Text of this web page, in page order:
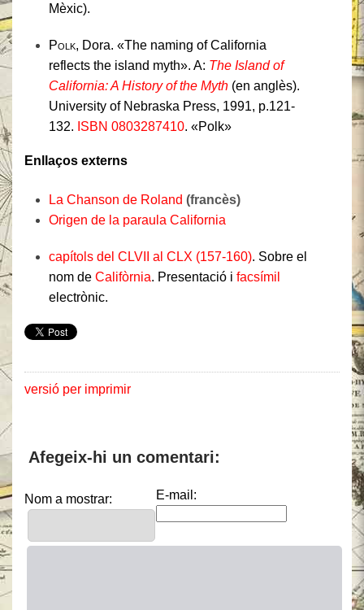
Mèxic).
Polk, Dora. «The naming of California
reflects the island myth». A: The Island of
California: A History of the Myth (en anglès).
University of Nebraska Press, 1991, p.121-
132. ISBN 0803287410. «Polk»
Enllaços externs
La Chanson de Roland (francès)
Origen de la paraula California
capítols del CLVII al CLX (157-160). Sobre el
nom de Califòrnia. Presentació i facsímil
electrònic.
versió per imprimir
Afegeix-hi un comentari:
Nom a mostrar: E-mail: